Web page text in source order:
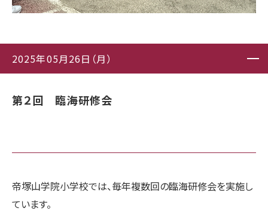
2025年05月26日（月）
第２回 臨海研修会
帝塚山学院小学校では、毎年複数回の臨海研修会を実施し
ています。